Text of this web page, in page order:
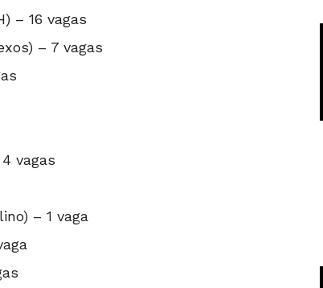
– 16 vagas
– 7 vagas
vagas
– 1 vaga